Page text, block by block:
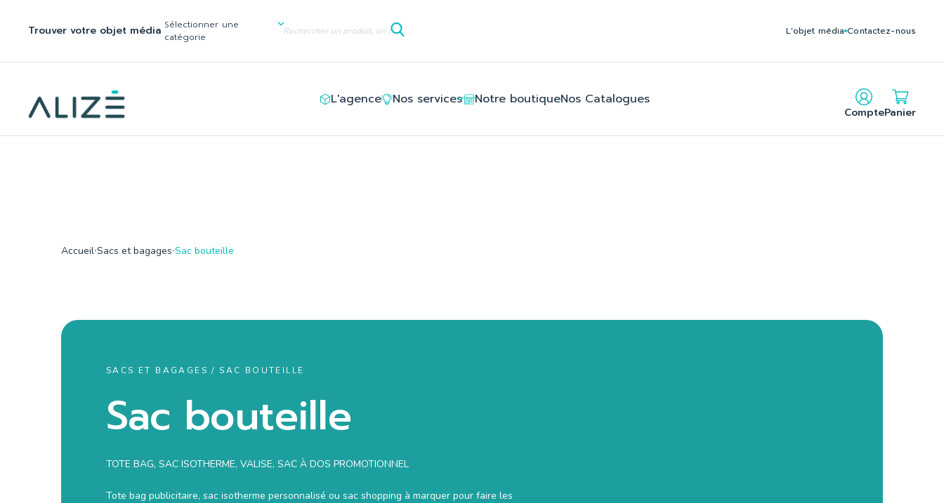
Trouver votre objet média Sélectionner une
catégorie
L'objet média Contactez-nous
L'agence Nos services Notre boutiqueNos Catalogues
Accueil Sacs et bagages Sac bouteille
SACS ET BAGAGES / SAC BOUTEILLE
Sac bouteille
TOTE BAG, SAC ISOTHERME, VALISE, SAC À DOS PROMOTIONNEL
Tote bag publicitaire, sac isotherme personnalisé ou sac shopping à marquer pour faire les